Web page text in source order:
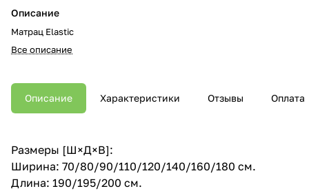
Описание
Матрац Elastic
Все описание
Описание Характеристики Отзывы Оплата
Размеры [Ш×Д×В]:
Ширина: 70/80/90/110/120/140/160/180 см.
Длина: 190/195/200 см.